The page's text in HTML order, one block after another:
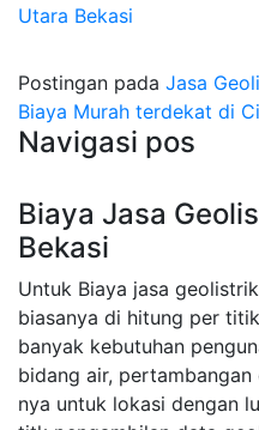
Utara Bekasi
Postingan pada Jasa
Biaya Murah terdekat di
Navigasi pos
Biaya Jasa
Bekasi
Untuk Biaya jasa
biasanya di hitung per
banyak kebutuhan
bidang air,
nya untuk lokasi dengan